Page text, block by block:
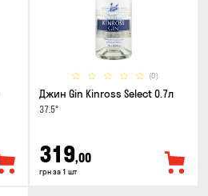
(0)
Джин Gin Kinross Select 0.7л
37.5°
319,00
грн за 1 шт